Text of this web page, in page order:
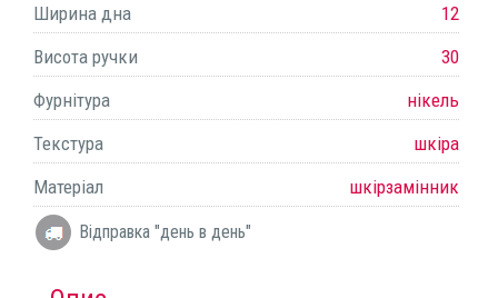
Ширина дна
12
Висота ручки
30
Фурнітура
нікель
Текстура
шкіра
Матеріал
шкірзамінник
Відправка "день в день"